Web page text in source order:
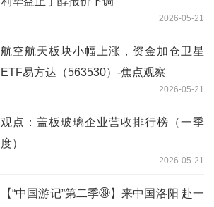
2026-05-21
航空航天板块小幅上涨，资金加仓卫星
ETF易方达（563530）-焦点观察
2026-05-21
观点：盖板玻璃企业营收排行榜（一季
度）
2026-05-21
【“中国游记”第二季㊴】来中国洛阳 赴一